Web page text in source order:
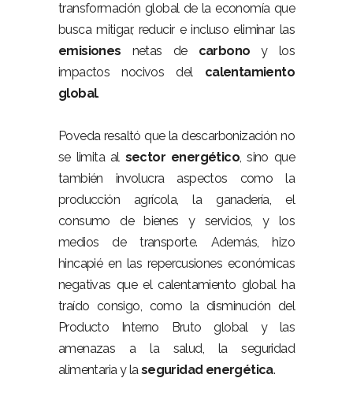
transformación global de la economía que
busca mitigar, reducir e incluso eliminar las
emisiones netas de carbono y los
impactos nocivos del calentamiento
global.
Poveda resaltó que la descarbonización no
se limita al sector energético, sino que
también involucra aspectos como la
producción agrícola, la ganadería, el
consumo de bienes y servicios, y los
medios de transporte. Además, hizo
hincapié en las repercusiones económicas
negativas que el calentamiento global ha
traído consigo, como la disminución del
Producto Interno Bruto global y las
amenazas a la salud, la seguridad
alimentaria y laseguridad energética.